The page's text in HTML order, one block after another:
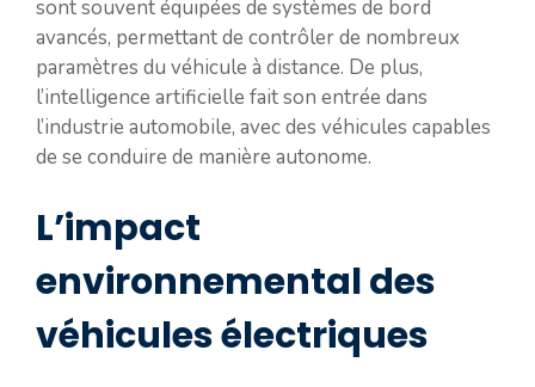
sont souvent équipées de systèmes de bord
avancés, permettant de contrôler de nombreux
paramètres du véhicule à distance. De plus,
l’intelligence artificielle fait son entrée dans
l’industrie automobile, avec des véhicules capables
de se conduire de manière autonome.
L’impact
environnemental des
véhicules électriques